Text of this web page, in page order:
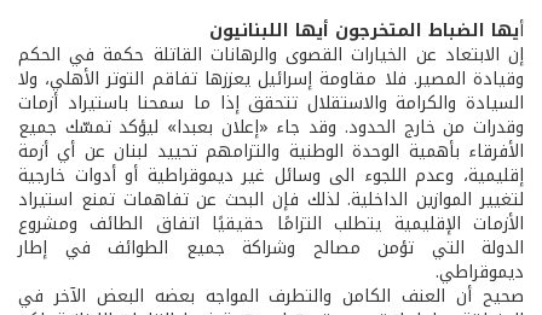
أيها الضباط المتخرجون أيها اللبنانيون
إن الابتعاد عن الخيارات القصوى والرهانات القاتلة حكمة في الحكم
وقيادة المصير. فلا مقاومة إسرائيل يعززها تفاقم التوتر الأهلي، ولا
السيادة والكرامة والاستقلال تتحقق إذا ما سمحنا باستيراد أزمات
وقدرات من خارج الحدود. وقد جاء «إعلان بعبدا» ليؤكد تمسّك جميع
الأفرقاء بأهمية الوحدة الوطنية والتزامهم تحييد لبنان عن أي أزمة
إقليمية، وعدم اللجوء الى وسائل غير ديموقراطية أو أدوات خارجية
لتغيير الموازين الداخلية. لذلك فإن البحث عن تفاهمات تمنع استيراد
الأزمات الإقليمية يتطلب التزامًا حقيقيًا اتفاق الطائف ومشروع
الدولة التي تؤمن مصالح وشراكة جميع الطوائف في إطار
ديموقراطي.
صحيح أن العنف الكامن والتطرف المواجه بعضه البعض الآخر في